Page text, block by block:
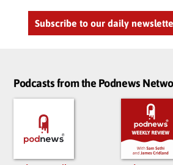
Subscribe to our daily
Podcasts from the Podnews